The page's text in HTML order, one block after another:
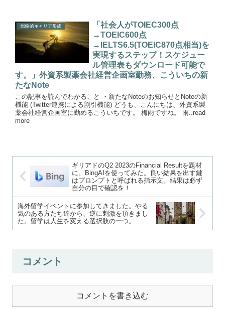
戦略的キャリア形成
「社会人がTOIEC300点
→TOEIC600点
→IELTS6.5(TOEIC870点相当)を
実現するステップ！スケジュー
ル管理表もダウンロード可能で
す。」外資系製薬会社経営企画室勤務、こういちの新
たなNote
この記事を読んでわかること ・新たなNoteのお知らせとNoteの新
機能 (Twitter連携による割引機能) どうも、こんにちは、外資系製
薬会社経営企画室に勤めるこういちです。 梅雨ですね。 雨..read
more
ギリアドのQ2 2023のFinancial Resultを題材
に、BingAIを使ってみた。良い結果を出す鍵
はプロンプトと呼ばれる指示文。結果は必ず
自分の目で確認を！
海外留学イベントに参加してきました。やる
気のある方たち達から、逆に刺激を頂きまし
た。留学は人生を変える選択肢の一つ。
コメント
コメントを書き込む